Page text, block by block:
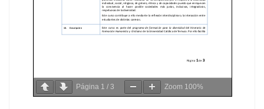
Página 1 / 3 Zoom 100%